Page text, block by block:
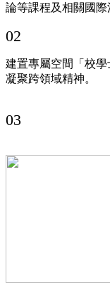
論等課程及相關國際
02
建置專屬空間「校學
凝聚跨領域精神。
03